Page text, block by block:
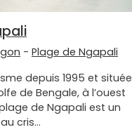
- Plage de Ngapali
depuis 1995 et située
de Bengale, à l’ouest
de Ngapali est un
cris...